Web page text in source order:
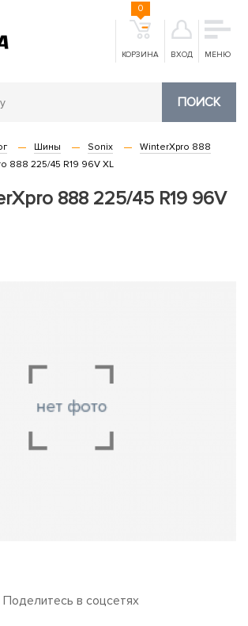
КОРЗИНА
0
ВХОД МЕНЮ
ПОИСК
Шины Sonix
WinterXpro 888
888 225/45 R19 96V XL
888 225/45 R19 96V
Поделитесь в соцсетях